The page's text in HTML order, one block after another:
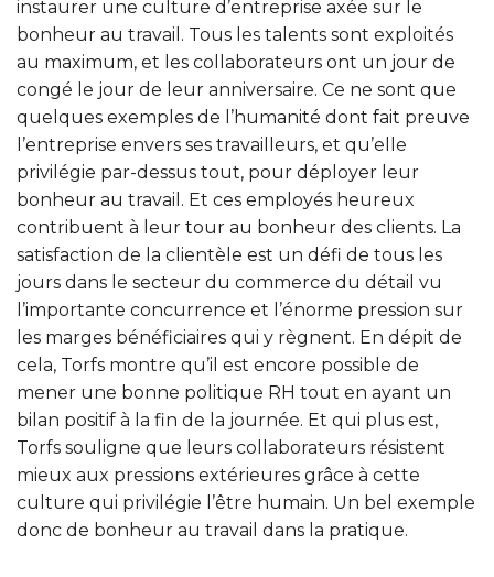
instaurer une culture d’entreprise axée sur le
bonheur au travail. Tous les talents sont exploités
au maximum, et les collaborateurs ont un jour de
congé le jour de leur anniversaire. Ce ne sont que
quelques exemples de l’humanité dont fait preuve
l’entreprise envers ses travailleurs, et qu’elle
privilégie par-dessus tout, pour déployer leur
bonheur au travail. Et ces employés heureux
contribuent à leur tour au bonheur des clients. La
satisfaction de la clientèle est un défi de tous les
jours dans le secteur du commerce du détail vu
l’importante concurrence et l’énorme pression sur
les marges bénéficiaires qui y règnent. En dépit de
cela, Torfs montre qu’il est encore possible de
mener une bonne politique RH tout en ayant un
bilan positif à la fin de la journée. Et qui plus est,
Torfs souligne que leurs collaborateurs résistent
mieux aux pressions extérieures grâce à cette
culture qui privilégie l’être humain. Un bel exemple
donc de bonheur au travail dans la pratique.